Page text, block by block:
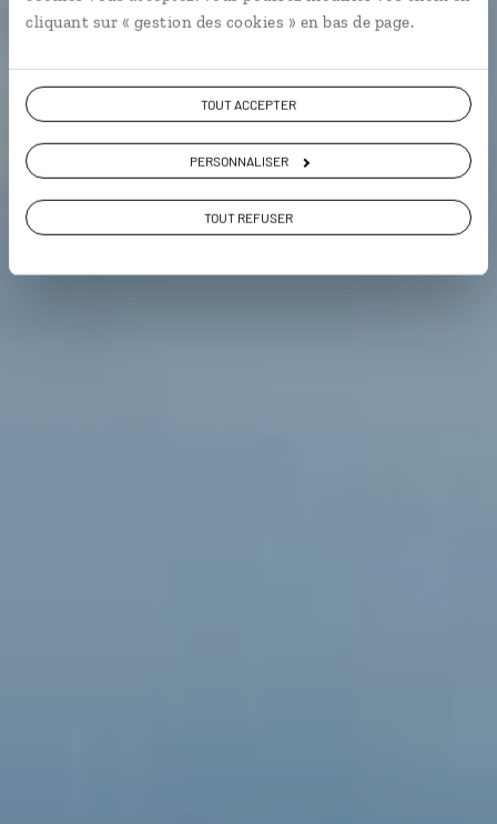
cliquant sur « gestion des cookies » en bas de page.
TOUT ACCEPTER
PERSONNALISER
TOUT REFUSER
(67 avis sur l'Île Maurice)
VOIR NOS 11 IDÉES DE VOYAGE À L' ÎLE MAURICE